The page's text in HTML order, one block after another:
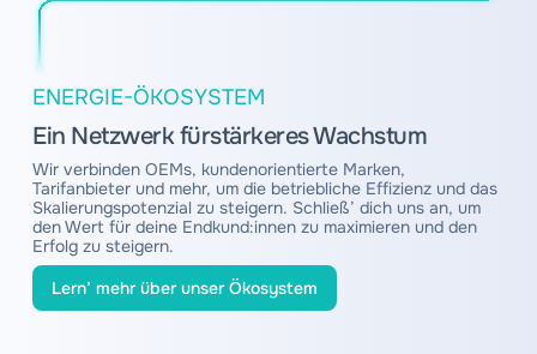
ENERGIE-ÖKOSYSTEM
Ein Netzwerk fürstärkeres Wachstum
Wir verbinden OEMs, kundenorientierte Marken,
Tarifanbieter und mehr, um die betriebliche Effizienz und das
Skalierungspotenzial zu steigern. Schließ’ dich uns an, um
den Wert für deine Endkund:innen zu maximieren und den
Erfolg zu steigern.
Lern’ mehr über unser Ökosystem